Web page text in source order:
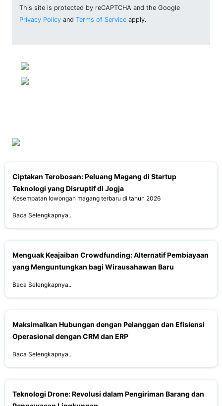
This site is protected by reCAPTCHA and the Google
Privacy Policy and Terms of Service apply.
Ciptakan Terobosan: Peluang Magang di Startup
Teknologi yang Disruptif di Jogja
Kesempatan lowongan magang terbaru di tahun 2026
Baca Selengkapnya..
Menguak Keajaiban Crowdfunding: Alternatif Pembiayaan
yang Menguntungkan bagi Wirausahawan Baru
Baca Selengkapnya..
Maksimalkan Hubungan dengan Pelanggan dan Efisiensi
Operasional dengan CRM dan ERP
Baca Selengkapnya..
Teknologi Drone: Revolusi dalam Pengiriman Barang dan